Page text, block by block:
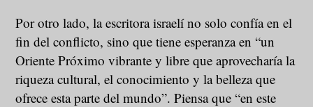
Por otro lado, la escritora israelí no solo confía en el
fin del conflicto, sino que tiene esperanza en “un
Oriente Próximo vibrante y libre que aprovecharía la
riqueza cultural, el conocimiento y la belleza que
ofrece esta parte del mundo”. Piensa que “en este